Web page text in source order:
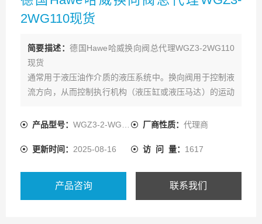
2WG110现货
简要描述：德国Hawe哈威换向阀总代理WGZ3-2WG110
现货
通常用于液压油作介质的液压系统中。换向阀用于控制液
流方向，从而控制执行机构（液压缸或液压马达）的运动
衡，因此，无须泄漏油口。
产品型号： WGZ3-2-WG110 厂商性质： 代理商
更新时间： 2025-08-16 访 问 量： 1617
产品咨询 联系我们